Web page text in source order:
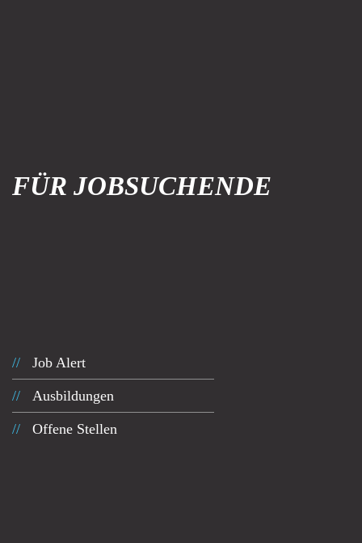
FÜR JOBSUCHENDE
Job Alert
Ausbildungen
Offene Stellen